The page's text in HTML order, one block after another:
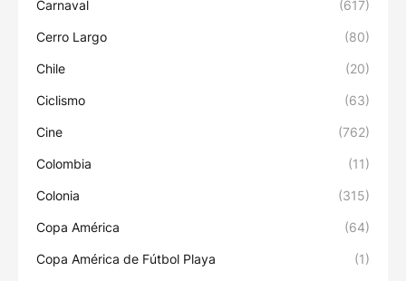
Carnaval (617)
Cerro Largo (80)
Chile (20)
Ciclismo (63)
Cine (762)
Colombia (11)
Colonia (315)
Copa América (64)
Copa América de Fútbol Playa (1)